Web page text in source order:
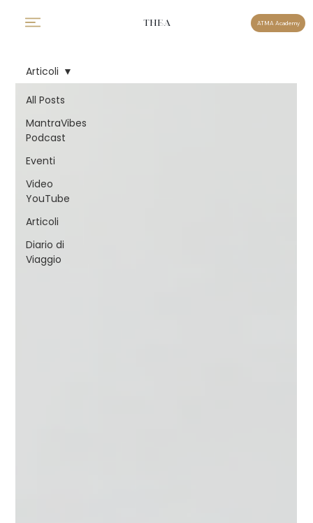
THEA ATMA Academy
All Posts
MantraVibes
Podcast
Eventi
Video
YouTube
Articoli
Diario di
Viaggio
Articoli